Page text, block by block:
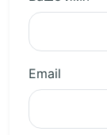
Email